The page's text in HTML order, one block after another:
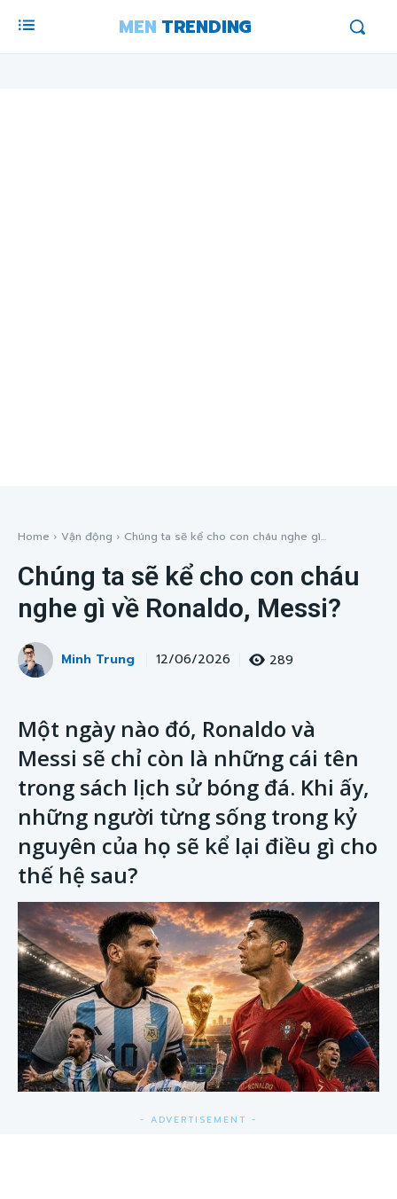
MEN TRENDING
Home Vận động Chúng ta sẽ kể cho con cháu nghe gì...
Chúng ta sẽ kể cho con cháu
nghe gì về Ronaldo, Messi?
Minh Trung 12/06/2026 289
Một ngày nào đó, Ronaldo và
Messi sẽ chỉ còn là những cái tên
trong sách lịch sử bóng đá. Khi ấy,
những người từng sống trong kỷ
nguyên của họ sẽ kể lại điều gì cho
thế hệ sau?
- ADVERTISEMENT -